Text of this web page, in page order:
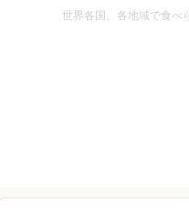
世界各国、各地域で食べ